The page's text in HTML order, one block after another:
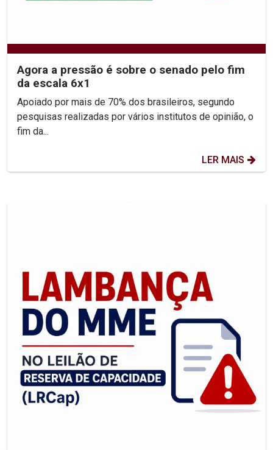
Agora a pressão é sobre o senado pelo fim
da escala 6x1
Apoiado por mais de 70% dos brasileiros, segundo
pesquisas realizadas por vários institutos de opinião, o
fim da...
LER MAIS